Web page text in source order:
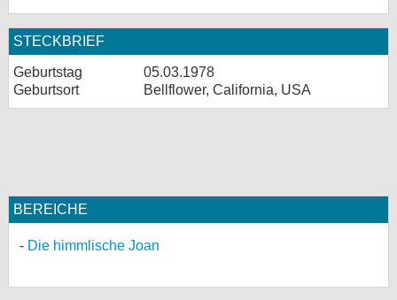
STECKBRIEF
Geburtstag
05.03.1978
Geburtsort
Bellflower, California, USA
BEREICHE
Die himmlische Joan